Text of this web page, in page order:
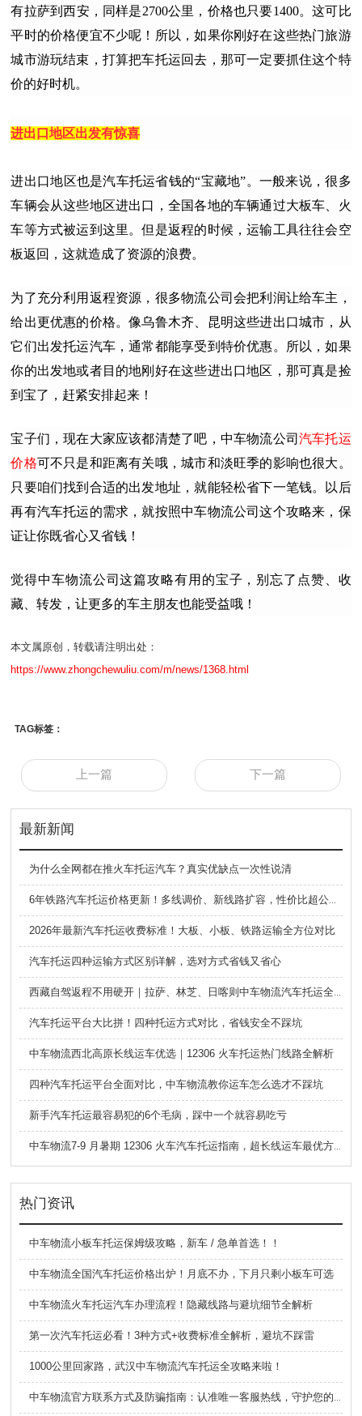
有拉萨到西安，同样是2700公里，价格也只要1400。这可比
平时的价格便宜不少呢！所以，如果你刚好在这些热门旅游
城市游玩结束，打算把车托运回去，那可一定要抓住这个特
价的好时机。
进出口地区出发有惊喜
进出口地区也是汽车托运省钱的“宝藏地”。一般来说，很多
车辆会从这些地区进出口，全国各地的车辆通过大板车、火
车等方式被运到这里。但是返程的时候，运输工具往往会空
板返回，这就造成了资源的浪费。
为了充分利用返程资源，很多物流公司会把利润让给车主，
给出更优惠的价格。像乌鲁木齐、昆明这些进出口城市，从
它们出发托运汽车，通常都能享受到特价优惠。所以，如果
你的出发地或者目的地刚好在这些进出口地区，那可真是捡
到宝了，赶紧安排起来！
宝子们，现在大家应该都清楚了吧， 中车物流公司 汽车托运
价格可不只是和距离有关哦，城市和淡旺季的影响也很大。
只要咱们找到合适的出发地址，就能轻松省下一笔钱。以后
再有汽车托运的需求，就按照中车物流公司这个攻略来，保
证让你既省心又省钱！
觉得中车物流公司这篇攻略有用的宝子，别忘了点赞、收
藏、转发，让更多的车主朋友也能受益哦！
本文属原创，转载请注明出处：
https://www.zhongchewuliu.com/m/news/1368.html
TAG标签：
上一篇 下一篇
最新新闻
为什么全网都在推火车托运汽车？真实优缺点一次性说清
6年铁路汽车托运价格更新！多线调价、新线路扩容，性价比超公路大板车
2026年最新汽车托运收费标准！大板、小板、铁路运输全方位对比
汽车托运四种运输方式区别详解，选对方式省钱又省心
西藏自驾返程不用硬开｜拉萨、林芝、日喀则中车物流汽车托运全指南
汽车托运平台大比拼！四种托运方式对比，省钱安全不踩坑
中车物流西北高原长线运车优选｜12306 火车托运热门线路全解析
四种汽车托运平台全面对比，中车物流教你运车怎么选才不踩坑
新手汽车托运最容易犯的6个毛病，踩中一个就容易吃亏
中车物流7-9 月暑期 12306 火车汽车托运指南，超长线运车最优方案
热门资讯
中车物流小板车托运保姆级攻略，新车 / 急单首选！！
中车物流全国汽车托运价格出炉！月底不办，下月只剩小板车可选
中车物流火车托运汽车办理流程！隐藏线路与避坑细节全解析
第一次汽车托运必看！3种方式+收费标准全解析，避坑不踩雷
1000公里回家路，武汉中车物流汽车托运全攻略来啦！